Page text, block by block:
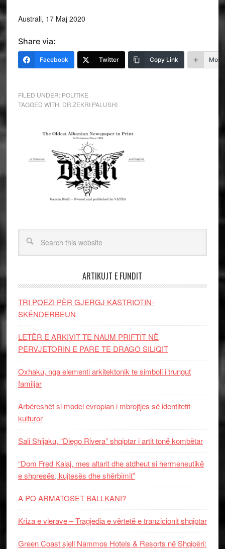
Australi, 17 Maj 2020
Share via:
Facebook Twitter Copy Link More
FILED UNDER: POLITIKE
TAGGED WITH: DR.ZEKRI PALUSHI
ARTIKUJT E FUNDIT
TRI POEZI PËR GJERGJ KASTRIOTIN-
SKËNDERBEUN
LETËR E ARKIVIT TE NAUM PRIFTIT NË
PERVJETORIN E PARE TE DRAGO SILIQIT
Oxhaku, nga elementi arkitektonik te simboli i trungut
familjar
Arbëreshët si model evropian i mbrojtjes së identitetit
kulturor
Sali Shijaku, “Diego Rivera” shqiptar i artit tonë kombëtar
“Dom Fred Kalaj, mes altarit dhe atdheut si hermeneutikë
e shpresës, kujtesës dhe shërbimit”
A PO ARMATOSET BALLKANI?
Kriza e vlerave – Tragjedia e vërtetë e tranzicionit shqiptar
Green Coast sjell Nammos Hotels & Resorts në Shqipëri: